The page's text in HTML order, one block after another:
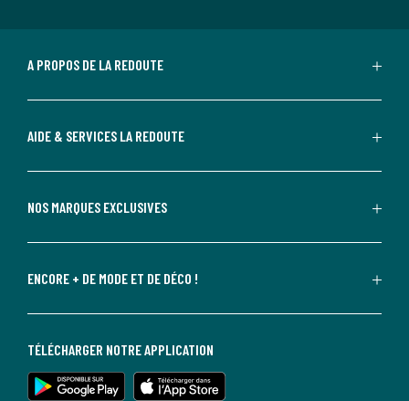
A PROPOS DE LA REDOUTE
AIDE & SERVICES LA REDOUTE
NOS MARQUES EXCLUSIVES
ENCORE + DE MODE ET DE DÉCO !
TÉLÉCHARGER NOTRE APPLICATION